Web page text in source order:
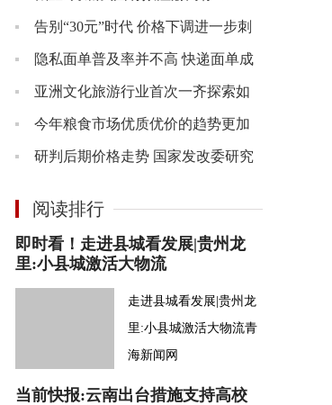
万件 同比增长20.9%
告别“30元”时代 价格下调进一步刺
激了茶饮订单量的爆发
隐私面单普及率并不高 快递面单成
为个人信息泄露的重灾区
亚洲文化旅游行业首次一齐探索如
何让海洋成为旅游经济的未来
今年粮食市场优质优价的趋势更加
明显 大涨大跌的可能性不大
研判后期价格走势 国家发改委研究
阅读排行
即时看！走进县城看发展|贵州龙
里:小县城激活大物流
走进县城看发展|贵州龙
里:小县城激活大物流青
海新闻网
当前快报:云南出台措施支持高校